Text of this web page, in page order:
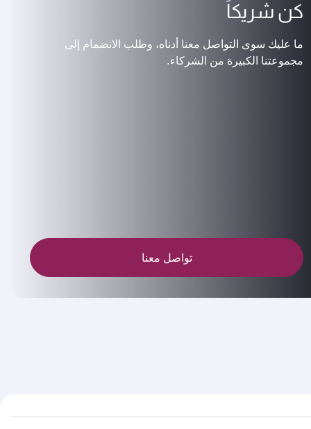
كن شريكاً
ما عليك سوى التواصل معنا أدناه، وطلب الانضمام إلى
مجموعتنا الكبيرة من الشركاء.
تواصل معنا